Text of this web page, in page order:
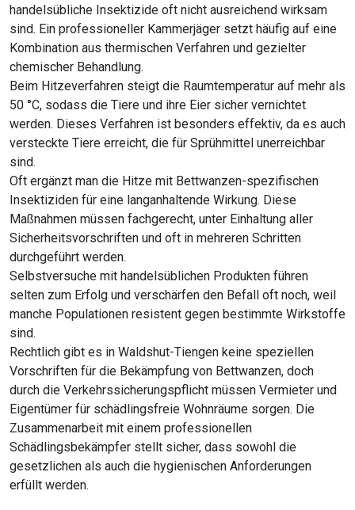
handelsübliche Insektizide oft nicht ausreichend wirksam
sind. Ein professioneller Kammerjäger setzt häufig auf eine
Kombination aus thermischen Verfahren und gezielter
chemischer Behandlung.
Beim Hitzeverfahren steigt die Raumtemperatur auf mehr als
50 °C, sodass die Tiere und ihre Eier sicher vernichtet
werden. Dieses Verfahren ist besonders effektiv, da es auch
versteckte Tiere erreicht, die für Sprühmittel unerreichbar
sind.
Oft ergänzt man die Hitze mit Bettwanzen-spezifischen
Insektiziden für eine langanhaltende Wirkung. Diese
Maßnahmen müssen fachgerecht, unter Einhaltung aller
Sicherheitsvorschriften und oft in mehreren Schritten
durchgeführt werden.
Selbstversuche mit handelsüblichen Produkten führen
selten zum Erfolg und verschärfen den Befall oft noch, weil
manche Populationen resistent gegen bestimmte Wirkstoffe
sind.
Rechtlich gibt es in Waldshut-Tiengen keine speziellen
Vorschriften für die Bekämpfung von Bettwanzen, doch
durch die Verkehrssicherungspflicht müssen Vermieter und
Eigentümer für schädlingsfreie Wohnräume sorgen. Die
Zusammenarbeit mit einem professionellen
Schädlingsbekämpfer stellt sicher, dass sowohl die
gesetzlichen als auch die hygienischen Anforderungen
erfüllt werden.